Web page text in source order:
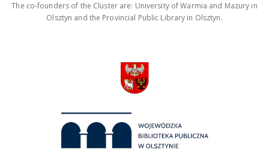
The co-founders of the Cluster are: University of Warmia and Mazury in
Olsztyn and the Provincial Public Library in Olsztyn.